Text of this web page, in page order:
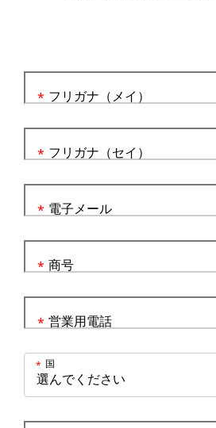
フリガナ（メイ）
*
フリガナ（セイ）
*
電子メール
*
商号
*
営業用電話
*
国
*